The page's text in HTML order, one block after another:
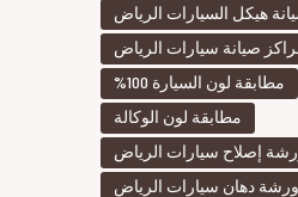
هيكل السيارات الرياض
صيانة سيارات الرياض
مطابقة لون السيارة 100%
مطابقة لون الوكالة
إصلاح سيارات الرياض
ورشة دهان سيارات الرياض